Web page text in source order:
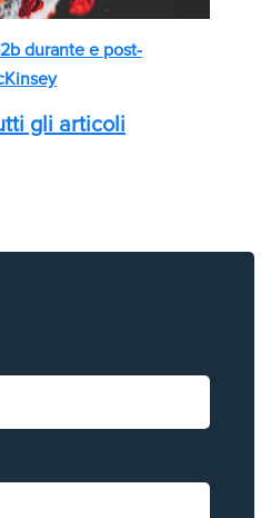
durante e post-
gli articoli